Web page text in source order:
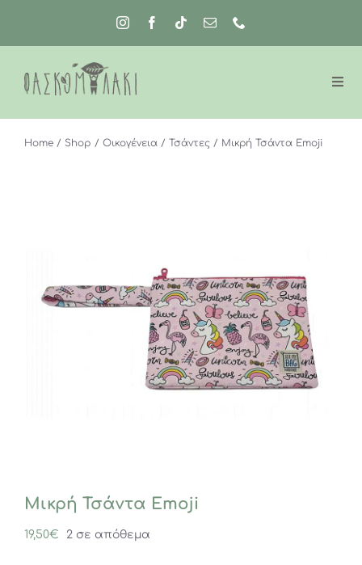
περιεχόμενο
Home Shop Οικογένεια Τσάντες Μικρή Τσάντα Emoji
Μικρή Τσάντα Emoji
19,50€ 2 σε απόθεμα